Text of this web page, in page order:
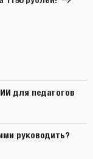
для педагогов
руководить?